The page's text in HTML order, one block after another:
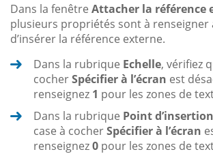
Dans la fenêtre Attacher la référence
plusieurs propriétés sont à renseigner
d’insérer la référence externe.
Dans la rubrique Echelle, vérifiez
cocherSpécifier à l’écran est
renseignez 1 pour les zones de
Dans la rubrique Point d’insertion
case à cocherSpécifier à l’écran
renseignez0 pour les zones de